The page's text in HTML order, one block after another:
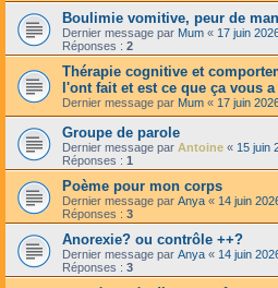
Boulimie vomitive, peur de
Dernier message par Mum « 17 juin
Réponses : 2
Thérapie cognitive et
l'ont fait et est ce que ça vous
Dernier message par Mum « 17 juin
Groupe de parole
Dernier message par Antoine « 15 juin
Réponses : 1
Poème pour mon corps
Dernier message par Anya « 14 juin
Réponses : 3
Anorexie? ou contrôle ++?
Dernier message par Anya « 14 juin
Réponses : 3